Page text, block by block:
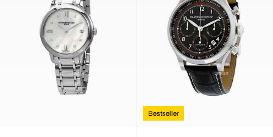
Bestseller